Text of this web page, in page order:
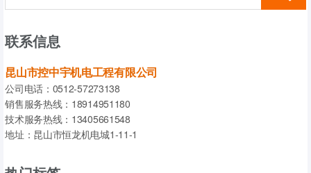
联系信息
昆山市控中宇机电工程有限公司
公司电话：0512-57273138
销售服务热线：18914951180
技术服务热线：13405661548
地址：昆山市恒龙机电城1-11-1